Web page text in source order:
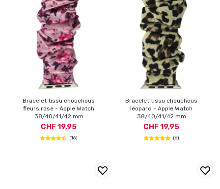
Bracelet tissu chouchous
fleurs rose - Apple Watch
38/40/41/42 mm
CHF 19,95
(16)
Bracelet tissu chouchous
léopard - Apple Watch
38/40/41/42 mm
CHF 19,95
(6)